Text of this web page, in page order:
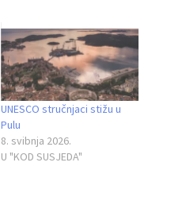
UNESCO stručnjaci stižu u
Pulu
8. svibnja 2026.
U "KOD SUSJEDA"